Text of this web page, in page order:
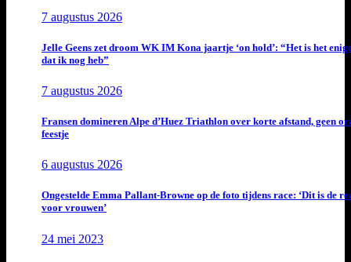
7 augustus 2026
Jelle Geens zet droom WK IM Kona jaartje ‘on hold’: “Het is het
dat ik nog heb”
7 augustus 2026
Fransen domineren Alpe d’Huez Triathlon over korte afstand, geen
feestje
6 augustus 2026
Ongestelde Emma Pallant-Browne op de foto tijdens race: ‘Dit is de
voor vrouwen’
24 mei 2023